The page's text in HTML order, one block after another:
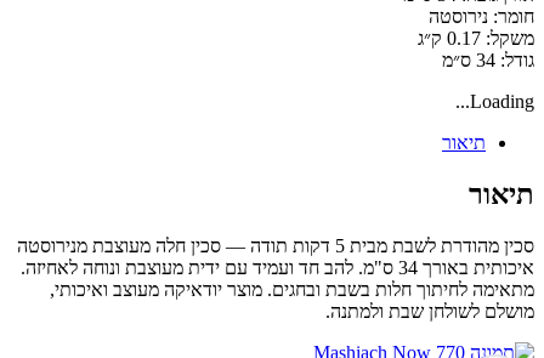
חומר: נירוסטה
משקל: 0.17 ק״ג
גודל: 34 ס״מ
Loading...
תיאור
תיאור
סכין מהודרת לשבת מבית 5 דקות תודה — סכין חלה מעוצבת מנירוסטה
איכותית באורך 34 ס"מ. להב חד ועמיד עם ידית מעוצבת ונוחה לאחיזה.
מתאימה לחיתוך חלות בשבת ובחגים. מוצר יודאיקה מעוצב ואיכותי,
מושלם לשולחן שבת ולמתנה.